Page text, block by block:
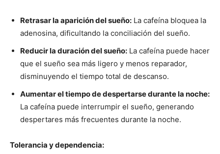
Retrasar la aparición del sueño: La cafeína bloquea la
adenosina, dificultando la conciliación del sueño.
Reducir la duración del sueño: La cafeína puede hacer
que el sueño sea más ligero y menos reparador,
disminuyendo el tiempo total de descanso.
Aumentar el tiempo de despertarse durante la noche:
La cafeína puede interrumpir el sueño, generando
despertares más frecuentes durante la noche.
Tolerancia y dependencia: